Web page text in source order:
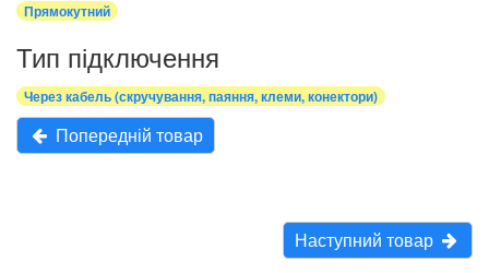
Прямокутний
Тип підключення
Через кабель (скручування, паяння, клеми, конектори)
Попередній товар
Наступний товар